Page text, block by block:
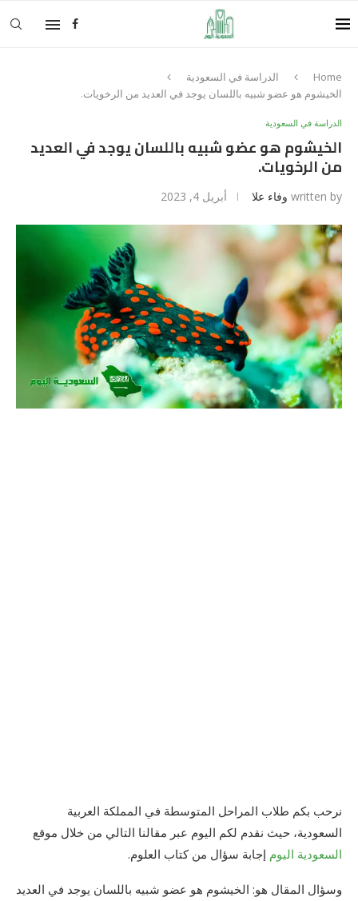
Home
الدراسة في السعودية
الخيشوم هو عضو شبيه باللسان يوجد في العديد من الرخويات.
الدراسة في السعودية
الخيشوم هو عضو شبيه باللسان يوجد في العديد
من الرخويات.
written by وفاء علا أبريل 4, 2023
نرحب بكم طلاب المراحل المتوسطة في المملكة العربية
السعودية، حيث نقدم لكم اليوم عبر مقالنا التالي من خلال موقع
السعودية اليوم إجابة سؤال من كتاب العلوم.
وسؤال المقال هو: الخيشوم هو عضو شبيه باللسان يوجد في العديد